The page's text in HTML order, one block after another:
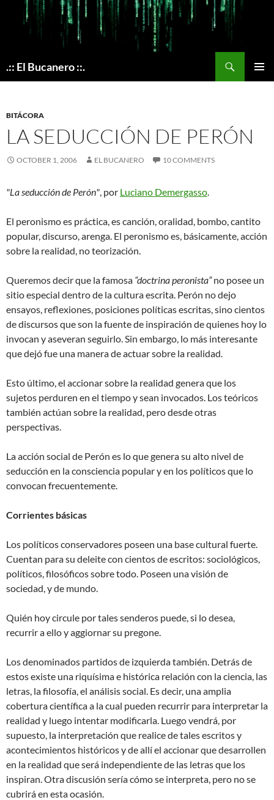
content
.:: El Bucanero ::.
BITÁCORA
LA SEDUCCIÓN DE PERÓN
OCTOBER 1, 2006 EL BUCANERO 10 COMMENTS
"La seducción de Perón", por Luciano Demergasso.
El peronismo es práctica, es canción, oralidad, bombo, cantito
popular, discurso, arenga. El peronismo es, básicamente, acción
sobre la realidad, no teorización.
Queremos decir que la famosa “doctrina peronista”no posee un
sitio especial dentro de la cultura escrita. Perón no dejo
ensayos, reflexiones, posiciones políticas escritas, sino cientos
de discursos que son la fuente de inspiración de quienes hoy lo
invocan y aseveran seguirlo. Sin embargo, lo más interesante
que dejó fue una manera de actuar sobre la realidad.
Esto último, el accionar sobre la realidad genera que los
sujetos perduren en el tiempo y sean invocados. Los teóricos
también actúan sobre la realidad, pero desde otras
perspectivas.
La acción social de Perón es lo que genera su alto nivel de
seducción en la consciencia popular y en los políticos que lo
convocan frecuentemente.
Corrientes básicas
Los políticos conservadores poseen una base cultural fuerte.
Cuentan para su deleite con cientos de escritos: sociológicos,
políticos, filosóficos sobre todo. Poseen una visión de
sociedad, y de mundo.
Quién hoy circule por tales senderos puede, si lo desea,
recurrir a ello y aggiornar su pregone.
Los denominados partidos de izquierda también. Detrás de
estos existe una riquísima e histórica relación con la ciencia, las
letras, la filosofía, el análisis social. Es decir, una amplia
cobertura científica a la cual pueden recurrir para interpretar la
realidad y luego intentar modificarla. Luego vendrá, por
supuesto, la interpretación que realice de tales escritos y
acontecimientos históricos y de allí el accionar que desarrollen
en la realidad que será independiente de las letras que los
inspiran. Otra discusión sería cómo se interpreta, pero no se
cubrirá en esta ocasión.